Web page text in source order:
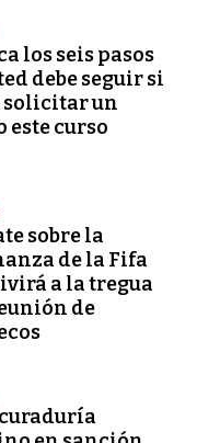
los seis pasos
debe seguir si
solicitar un
este curso
sobre la
de la Fifa
a la tregua
de